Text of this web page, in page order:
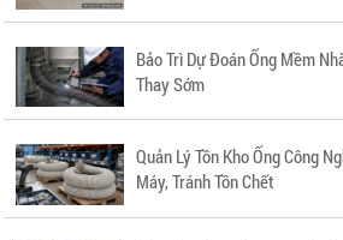
Bảo Trì Dự Đoán Ống Mềm
Thay Sớm
Quản Lý Tồn Kho Ống Công
Máy, Tránh Tồn Chết